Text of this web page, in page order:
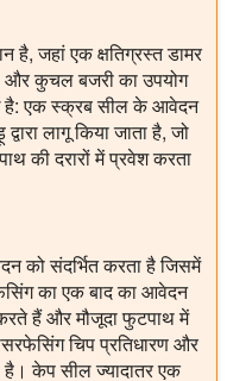
जहां एक क्षतिग्रस्त डामर
और कुचल बजरी का उपयोग
है: एक स्क्रब सील के आवेदन
लागू किया जाता है, जो
की दरारों में प्रवेश करता
को संदर्भित करता है जिसमें
का एक बाद का आवेदन
हैं और मौजूदा फुटपाथ में
चिप प्रतिधारण और
केप सील ज्यादातर एक